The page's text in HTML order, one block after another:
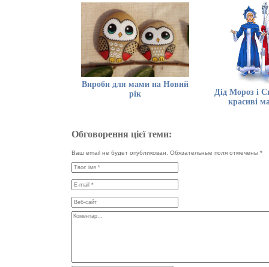
Вироби для мами на Новий
рік
Дід Мороз і
красиві
Обговорення цієї теми:
Ваш email не будет опубликован. Обязательные поля отмечены*